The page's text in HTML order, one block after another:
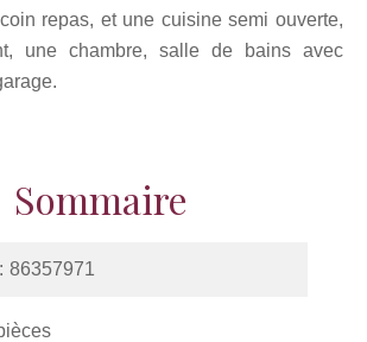
repas, et une cuisine semi ouverte,
une chambre, salle de bains avec
Sommaire
86357971